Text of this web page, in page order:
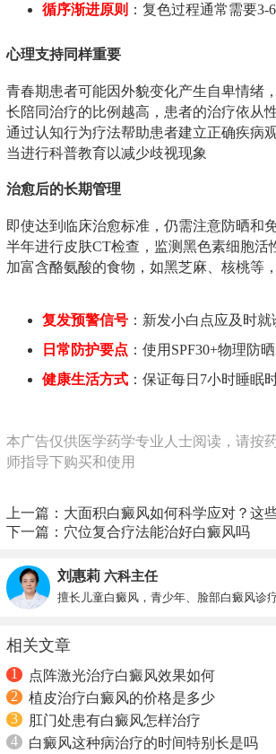
循序渐进原则 ：复色过程通常需要3-
心理支持同样重要
青春期患者可能因外貌变化产生自卑情绪
长陪同治疗的比例越高，患者的治疗依从
通过认知行为疗法帮助患者建立正确疾病
当进行科普教育以减少歧视现象
治愈后的长期管理
即使达到临床治愈标准，仍需注意防晒和
半年进行皮肤CT检查，监测黑色素细胞活
加富含酪氨酸的食物，如黑芝麻、核桃等
复发预警信号 ：新发小白点应及时就
日常防护要点 ：使用SPF30+物理防
健康生活方式 ：保证每日7小时睡眠
本广告仅供医学药学专业人士阅读，请按
师指导下购买和使用
上一篇： 大面积白癜风如何科学应对？这
下一篇： 穴位复合疗法能治好白癜风吗
刘惠莉 六科主任
擅长儿童白癜风，青少年、脸部白癜风诊
相关文章
1
点阵激光治疗白癜风效果如何
2
植皮治疗白癜风的价格是多少
3
肛门处患有白癜风怎样治疗
4
白癜风这种病治疗的时间特别长是吗